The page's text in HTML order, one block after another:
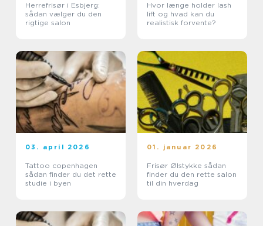
Herrefrisør i Esbjerg:
sådan vælger du den
rigtige salon
Hvor længe holder lash
lift og hvad kan du
realistisk forvente?
03. april 2026
Tattoo copenhagen
sådan finder du det rette
studie i byen
01. januar 2026
Frisør Ølstykke sådan
finder du den rette salon
til din hverdag